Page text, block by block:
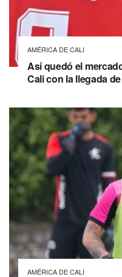
AMÉRICA DE CALI
Así quedó el
Cali con la llegada
AMÉRICA DE CALI